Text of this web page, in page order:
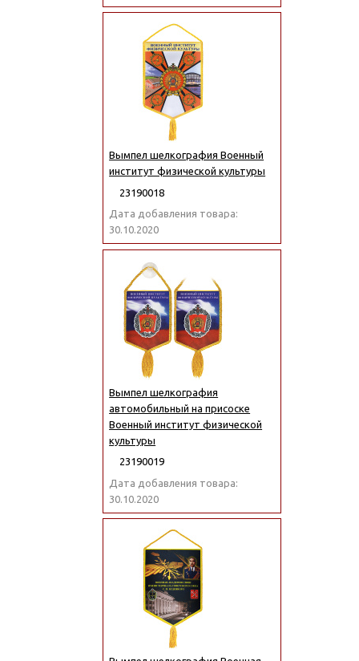
Вымпел шелкография Военный
институт физической культуры
23190018
Дата добавления товара:
30.10.2020
Вымпел шелкография
автомобильный на присоске
Военный институт физической
культуры
23190019
Дата добавления товара:
30.10.2020